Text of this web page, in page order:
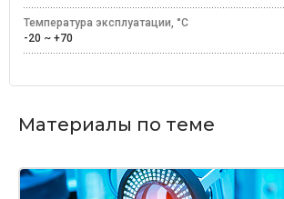
Температура эксплуатации, °C
-20 ~ +70
Материалы по теме